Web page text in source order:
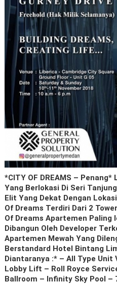
*CITY OF DREAMS –
Yang Berlokasi Di Seri
Elit Yang Dekat Dengan
Of Dreams Terdiri Dari 2
Of Dreams Apartemen Paling
Dibangun Oleh Developer
Apartemen Mewah Yang
Berstandard Hotel Bintang
Diantaranya :* – All Type Unit
Lobby Lift – Roll Royce
Ballroom – Infinity Sky Pool